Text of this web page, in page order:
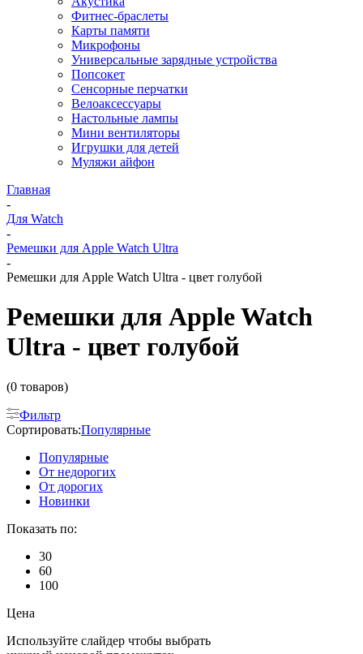
Фитнес-браслеты
Карты памяти
Микрофоны
Универсальные зарядные устройства
Попсокет
Сенсорные перчатки
Велоаксессуары
Настольные лампы
Мини вентиляторы
Игрушки для детей
Муляжи айфон
Главная
-
Для Watch
-
Ремешки для Apple Watch Ultra
-
Ремешки для Apple Watch Ultra - цвет голубой
Ремешки для Apple Watch
Ultra - цвет голубой
(0 товаров)
Фильтр
Сортировать:Популярные
Популярные
От недорогих
От дорогих
Новинки
Показать по:
30
60
100
Цена
Используйте слайдер чтобы выбрать